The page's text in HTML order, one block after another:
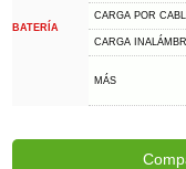
BATERÍA
CARGA POR
CARGA
MÁS